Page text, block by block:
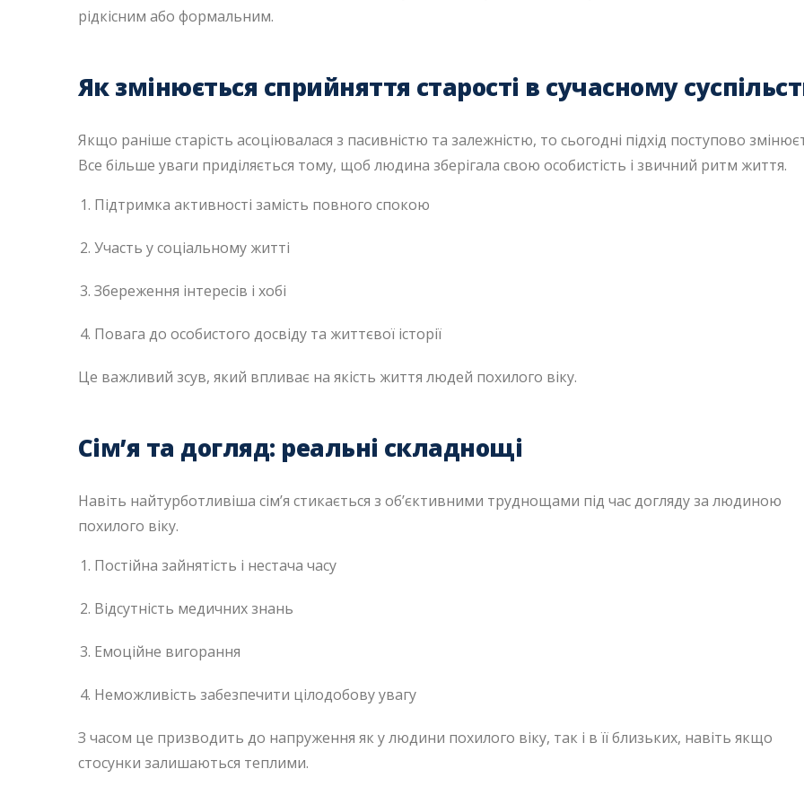
рідкісним або формальним.
Як змінюється сприйняття старості в сучасному
Якщо раніше старість асоціювалася з пасивністю та залежністю, то сьогодні підхід поступово
Все більше уваги приділяється тому, щоб людина зберігала свою особистість і звичний ритм життя.
Підтримка активності замість повного спокою
Участь у соціальному житті
Збереження інтересів і хобі
Повага до особистого досвіду та життєвої історії
Це важливий зсув, який впливає на якість життя людей похилого віку.
Сім’я та догляд: реальні складнощі
Навіть найтурботливіша сім’я стикається з об’єктивними труднощами під час догляду за людиною
похилого віку.
Постійна зайнятість і нестача часу
Відсутність медичних знань
Емоційне вигорання
Неможливість забезпечити цілодобову увагу
З часом це призводить до напруження як у людини похилого віку, так і в її близьких, навіть якщо
стосунки залишаються теплими.